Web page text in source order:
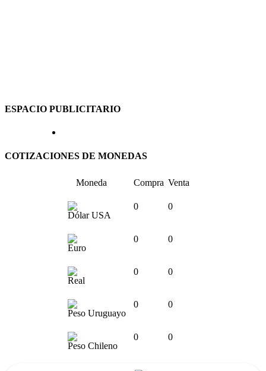
ESPACIO PUBLICITARIO
COTIZACIONES DE MONEDAS
Moneda Compra Venta
Dólar USA
0 0
Euro
0 0
Real
0 0
Peso Uruguayo
0 0
Peso Chileno
0 0